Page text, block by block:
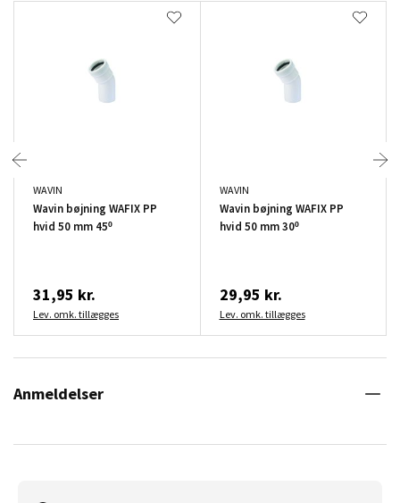
WAVIN
Wavin bøjning WAFIX PP
hvid 50 mm 45º
31,95 kr.
Lev. omk. tillægges
WAVIN
Wavin bøjning WAFIX PP
hvid 50 mm 30º
29,95 kr.
Lev. omk. tillægges
Anmeldelser